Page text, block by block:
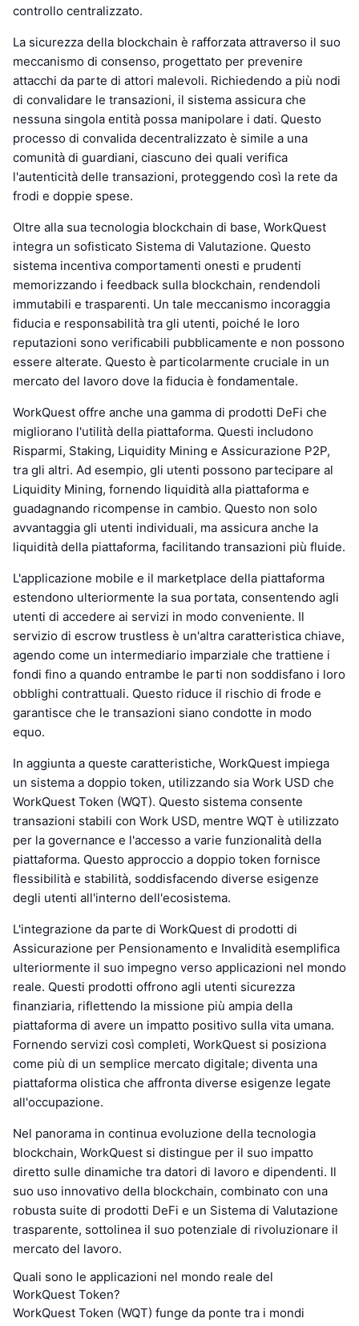
controllo centralizzato.
La sicurezza della blockchain è rafforzata attraverso il suo
meccanismo di consenso, progettato per prevenire
attacchi da parte di attori malevoli. Richiedendo a più nodi
di convalidare le transazioni, il sistema assicura che
nessuna singola entità possa manipolare i dati. Questo
processo di convalida decentralizzato è simile a una
comunità di guardiani, ciascuno dei quali verifica
l'autenticità delle transazioni, proteggendo così la rete da
frodi e doppie spese.
Oltre alla sua tecnologia blockchain di base, WorkQuest
integra un sofisticato Sistema di Valutazione. Questo
sistema incentiva comportamenti onesti e prudenti
memorizzando i feedback sulla blockchain, rendendoli
immutabili e trasparenti. Un tale meccanismo incoraggia
fiducia e responsabilità tra gli utenti, poiché le loro
reputazioni sono verificabili pubblicamente e non possono
essere alterate. Questo è particolarmente cruciale in un
mercato del lavoro dove la fiducia è fondamentale.
WorkQuest offre anche una gamma di prodotti DeFi che
migliorano l'utilità della piattaforma. Questi includono
Risparmi, Staking, Liquidity Mining e Assicurazione P2P,
tra gli altri. Ad esempio, gli utenti possono partecipare al
Liquidity Mining, fornendo liquidità alla piattaforma e
guadagnando ricompense in cambio. Questo non solo
avvantaggia gli utenti individuali, ma assicura anche la
liquidità della piattaforma, facilitando transazioni più fluide.
L'applicazione mobile e il marketplace della piattaforma
estendono ulteriormente la sua portata, consentendo agli
utenti di accedere ai servizi in modo conveniente. Il
servizio di escrow trustless è un'altra caratteristica chiave,
agendo come un intermediario imparziale che trattiene i
fondi fino a quando entrambe le parti non soddisfano i loro
obblighi contrattuali. Questo riduce il rischio di frode e
garantisce che le transazioni siano condotte in modo
equo.
In aggiunta a queste caratteristiche, WorkQuest impiega
un sistema a doppio token, utilizzando sia Work USD che
WorkQuest Token (WQT). Questo sistema consente
transazioni stabili con Work USD, mentre WQT è utilizzato
per la governance e l'accesso a varie funzionalità della
piattaforma. Questo approccio a doppio token fornisce
flessibilità e stabilità, soddisfacendo diverse esigenze
degli utenti all'interno dell'ecosistema.
L'integrazione da parte di WorkQuest di prodotti di
Assicurazione per Pensionamento e Invalidità esemplifica
ulteriormente il suo impegno verso applicazioni nel mondo
reale. Questi prodotti offrono agli utenti sicurezza
finanziaria, riflettendo la missione più ampia della
piattaforma di avere un impatto positivo sulla vita umana.
Fornendo servizi così completi, WorkQuest si posiziona
come più di un semplice mercato digitale; diventa una
piattaforma olistica che affronta diverse esigenze legate
all'occupazione.
Nel panorama in continua evoluzione della tecnologia
blockchain, WorkQuest si distingue per il suo impatto
diretto sulle dinamiche tra datori di lavoro e dipendenti. Il
suo uso innovativo della blockchain, combinato con una
robusta suite di prodotti DeFi e un Sistema di Valutazione
trasparente, sottolinea il suo potenziale di rivoluzionare il
mercato del lavoro.
Quali sono le applicazioni nel mondo reale del
WorkQuest Token?
WorkQuest Token (WQT) funge da ponte tra i mondi